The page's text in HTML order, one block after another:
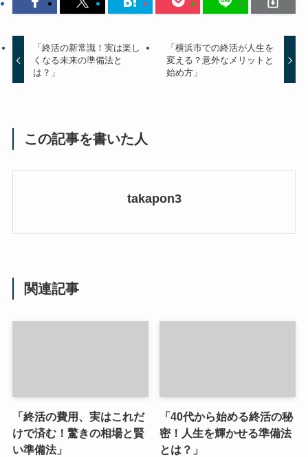
「終活の新常識！実は楽し
くなる未来の準備法と
は？」
「横浜市での終活が人生を
変える？意外なメリットと
始め方」
この記事を書いた人
takapon3
関連記事
「終活の費用、実はこれだ
けで済む！驚きの相場と賢
い準備法」
「40代から始める終活の秘
密！人生を輝かせる準備法
とは？」